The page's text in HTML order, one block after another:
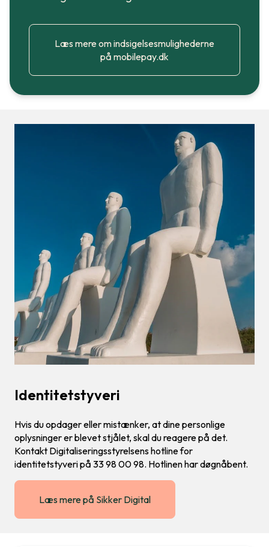
Læs mere om indsigelsesmulighederne
på mobilepay.dk
Identitetstyveri
Hvis du opdager eller mistænker, at dine personlige
oplysninger er blevet stjålet, skal du reagere på det.
Kontakt Digitaliseringsstyrelsens hotline for
identitetstyveri på 33 98 00 98. Hotlinen har døgnåbent.
Læs mere på Sikker Digital